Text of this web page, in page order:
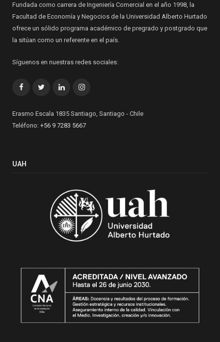
Fundada como carrera de Ingeniería Comercial en el año 1998, la
Facultad de Economía y Negocios de la Universidad Alberto Hurtado
ofrece un sólido programa académico de pregrado y postgrado que
la sitúan como un referente en el país.
Síguenos en nuestras redes sociales:
FacebookTwitterLinkedInInstagram
Erasmo Escala 1835 Santiago, Santiago - Chile
Teléfono: +56 9 7283 5667
UAH